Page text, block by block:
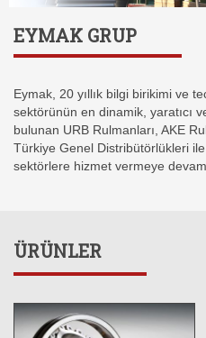
EYMAK GRUP
Eymak, 20 yıllık bilgi birikimi ve
sektörünün en dinamik, yaratıcı
bulunan URB Rulmanları, AKE
Türkiye Genel Distribütörlükleri
sektörlere hizmet vermeye
ÜRÜNLER